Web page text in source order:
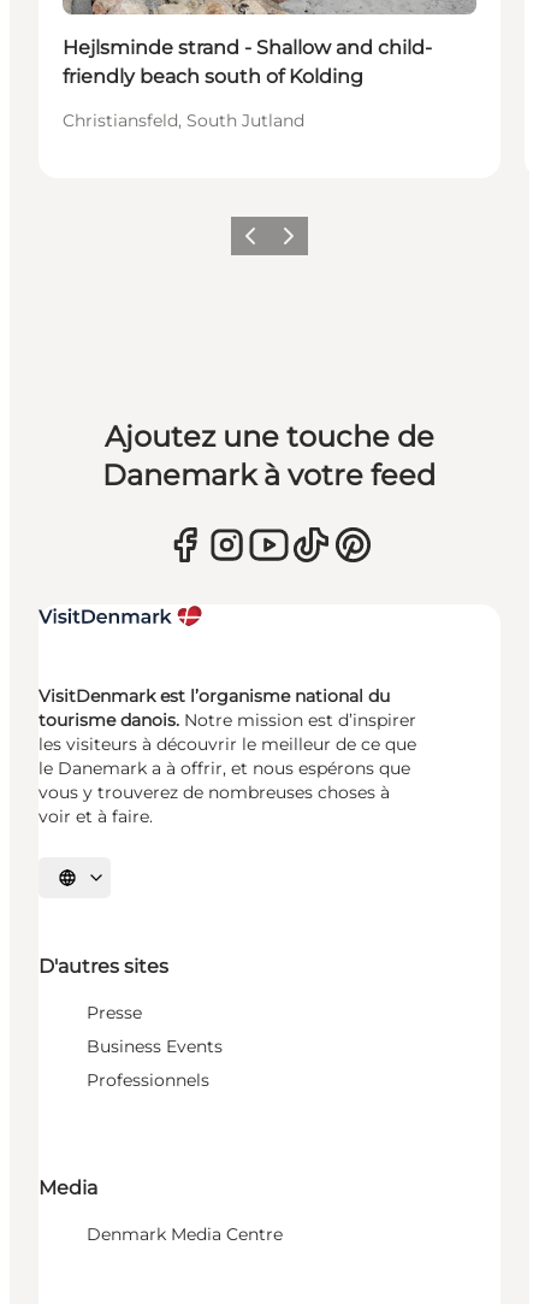
Hejlsminde strand - Shallow and child-
friendly beach south of Kolding
Christiansfeld, South Jutland
PrécédentSuivant
Ajoutez une touche de
Danemark à votre feed
VisitDenmark est l’organisme national du
tourisme danois. Notre mission est d’inspirer
les visiteurs à découvrir le meilleur de ce que
le Danemark a à offrir, et nous espérons que
vous y trouverez de nombreuses choses à
voir et à faire.
Choisissez la langue
D'autres sites
Presse
Business Events
Professionnels
Media
Denmark Media Centre